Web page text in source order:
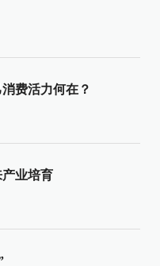
费活力何在？
业培育